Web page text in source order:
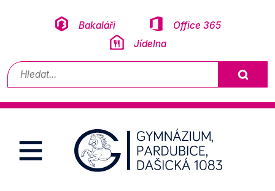
Bakaláři
Office 365
Jídelna
Vyhledávání